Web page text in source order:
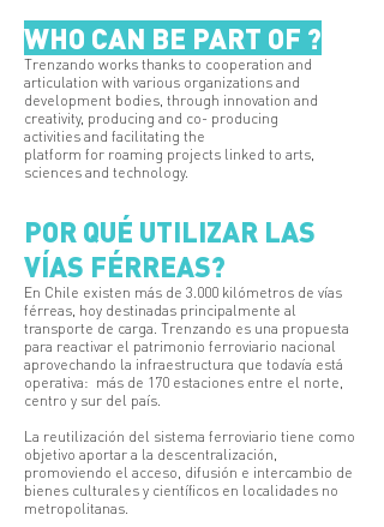
WHO CAN BE PART OF ?
Trenzando works thanks to cooperation and
articulation with various organizations and
development bodies, through innovation and
creativity, producing and co- producing
activities and facilitating the
platform for roaming projects linked to arts,
sciences and technology.
POR QUÉ UTILIZAR LAS
VÍAS FÉRREAS?
En Chile existen más de 3.000 kilómetros de vías
férreas, hoy destinadas principalmente al
transporte de carga. Trenzando es una propuesta
para reactivar el patrimonio ferroviario nacional
aprovechando la infraestructura que todavía está
operativa: más de 170 estaciones entre el norte,
centro y sur del país.
La reutilización del sistema ferroviario tiene como
objetivo aportar a la descentralización,
promoviendo el acceso, difusión e intercambio de
bienes culturales y científicos en localidades no
metropolitanas.